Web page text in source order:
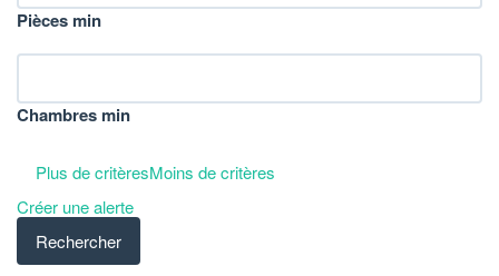
Pièces min
Chambres min
Plus de critèresMoins de critères
Créer une alerte